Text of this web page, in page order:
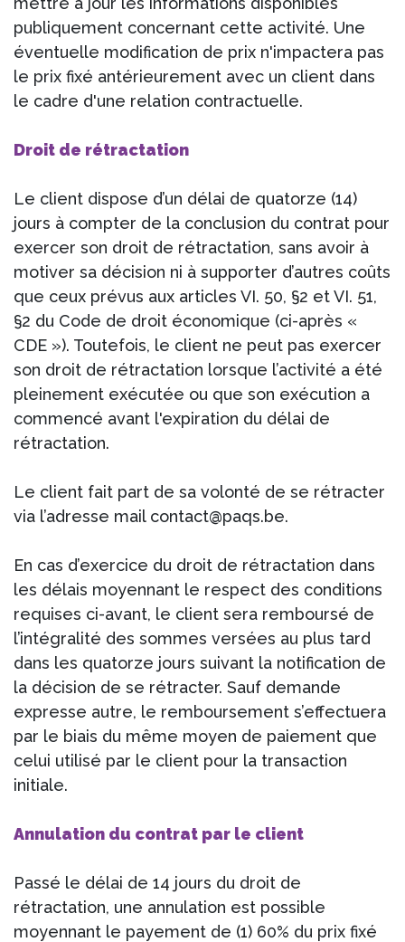
publiquement concernant cette activité. Une
éventuelle modification de prix n'impactera pas
le prix fixé antérieurement avec un client dans
le cadre d'une relation contractuelle.
Droit de rétractation
Le client dispose d’un délai de quatorze (14)
jours à compter de la conclusion du contrat pour
exercer son droit de rétractation, sans avoir à
motiver sa décision ni à supporter d’autres coûts
que ceux prévus aux articles VI. 50, §2 et VI. 51,
§2 du Code de droit économique (ci-après «
CDE »). Toutefois, le client ne peut pas exercer
son droit de rétractation lorsque l’activité a été
pleinement exécutée ou que son exécution a
commencé avant l'expiration du délai de
rétractation.
Le client fait part de sa volonté de se rétracter
via l’adresse mail contact@paqs.be.
En cas d’exercice du droit de rétractation dans
les délais moyennant le respect des conditions
requises ci-avant, le client sera remboursé de
l’intégralité des sommes versées au plus tard
dans les quatorze jours suivant la notification de
la décision de se rétracter. Sauf demande
expresse autre, le remboursement s’effectuera
par le biais du même moyen de paiement que
celui utilisé par le client pour la transaction
initiale.
Annulation du contrat par le client
Passé le délai de 14 jours du droit de
rétractation, une annulation est possible
moyennant le payement de (1) 60% du prix fixé